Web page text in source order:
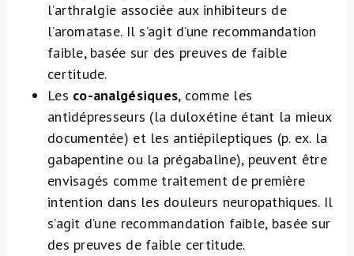
l’arthralgie associée aux inhibiteurs de
l’aromatase. Il s’agit d’une recommandation
faible, basée sur des preuves de faible
certitude.
Les co-analgésiques, comme les
antidépresseurs (la duloxétine étant la mieux
documentée) et les antiépileptiques (p. ex. la
gabapentine ou la prégabaline), peuvent être
envisagés comme traitement de première
intention dans les douleurs neuropathiques. Il
s’agit d’une recommandation faible, basée sur
des preuves de faible certitude.